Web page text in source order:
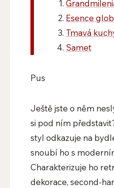
Esence
Tmavá
Samet
Pus
Ještě jste o něm
si pod ním
styl odkazuje na
snoubí ho s
Charakterizuje ho
dekorace, second-